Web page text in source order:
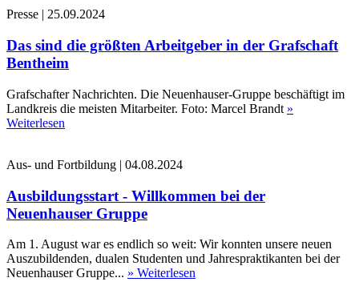
Presse | 25.09.2024
Das sind die größten Arbeitgeber in der Grafschaft
Bentheim
Grafschafter Nachrichten. Die Neuenhauser-Gruppe beschäftigt im
Landkreis die meisten Mitarbeiter. Foto: Marcel Brandt »
Weiterlesen
Aus- und Fortbildung | 04.08.2024
Ausbildungsstart - Willkommen bei der
Neuenhauser Gruppe
Am 1. August war es endlich so weit: Wir konnten unsere neuen
Auszubildenden, dualen Studenten und Jahrespraktikanten bei der
Neuenhauser Gruppe... » Weiterlesen